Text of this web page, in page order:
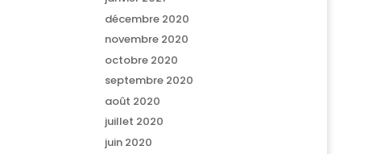
décembre 2020
novembre 2020
octobre 2020
septembre 2020
août 2020
juillet 2020
juin 2020